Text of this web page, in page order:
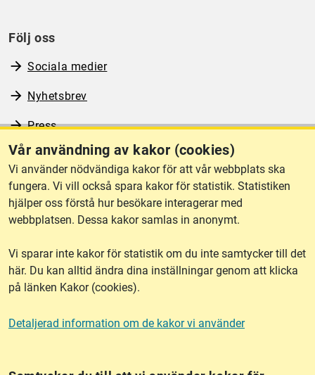
Vår användning av kakor (cookies)
Vi använder nödvändiga kakor för att vår webbplats ska
fungera. Vi vill också spara kakor för statistik. Statistiken
hjälper oss förstå hur besökare interagerar med
webbplatsen. Dessa kakor samlas in anonymt.
Vi sparar inte kakor för statistik om du inte samtycker till det
här. Du kan alltid ändra dina inställningar genom att klicka
på länken Kakor (cookies).
Detaljerad information om de kakor vi använder
Följ oss
Sociala medier
Nyhetsbrev
Press
RSS
Om webbplatsen
Tillgänglighet
Other languages
Kakor (cookies)